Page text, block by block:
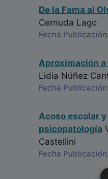
De la Fama al
Cernuda Lago
Fecha
Aproximación
Lidia Núñez
Fecha
Acoso escolar y
psicopatología
Castellini
Fecha